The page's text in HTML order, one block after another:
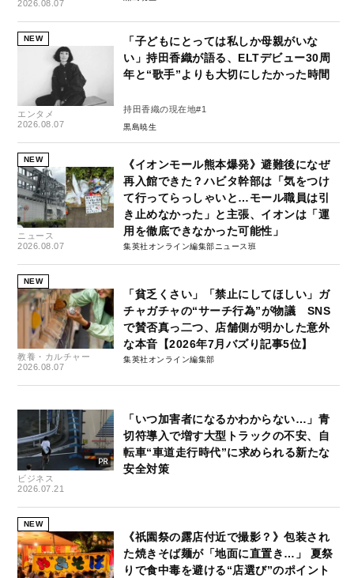
2026.08.07
NEW
エンタメ
2026.08.07
「子どもにとっては私しか母親がいな
い」持田香織が語る、ELTデビュー30周
年と“歌手”よりも大切にしたかった時間
持田香織の現在地#1
黒島暁生
NEW
ニュース
2026.08.07
《イオンモール熊本爆発》避難後になぜ
再入館できた？ハビタ幹部は「気をつけ
て行ってらっしゃいと…モール職員は引
き止めなかった」と主張、イオンは「運
用を徹底できなかった可能性」
集英社オンライン編集部ニュース班
NEW
教養・カルチャー
2026.08.07
「貧乏くさい」「禁止にしてほしい」ガ
チャガチャの“サーチ行為”が物議 SNS
で賛否真っ二つ、店舗側が明かした意外
な本音【2026年7月バズり記事5位】
集英社オンライン編集部
ビジネス
2026.07.21
「いつ加害者になるかわからない…」青
切符導入で増す大型トラックの不安、自
転車“車道走行時代”に求められる新たな
安全対策
NEW
《祇園祭の露店付近で撮影？》包装され
た焼きそば麺が「地面に直置き…」 夏祭
りで食中毒を避ける“店選び”のポイント